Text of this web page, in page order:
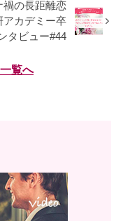
禍の長距離恋
アカデミー卒
タビュー#44
覧へ